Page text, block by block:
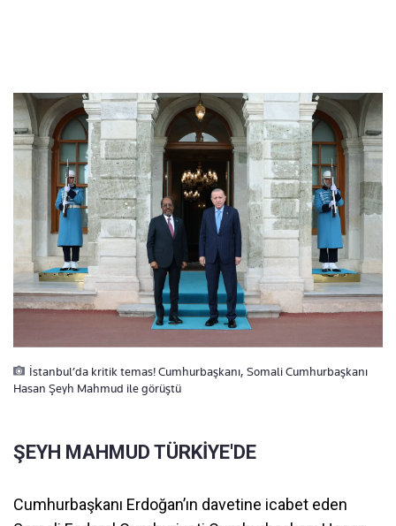
İstanbul’da kritik temas! Cumhurbaşkanı, Somali Cumhurbaşkanı
Hasan Şeyh Mahmud ile görüştü
ŞEYH MAHMUD TÜRKİYE'DE
Cumhurbaşkanı Erdoğan’ın davetine icabet eden